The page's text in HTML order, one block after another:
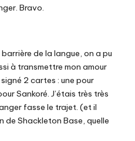
Bravo.
barrière de la langue, on a pu
à transmettre mon amour
2 cartes : une pour
Sankoré. J’étais très très
fasse le trajet. (et il
de Shackleton Base, quelle